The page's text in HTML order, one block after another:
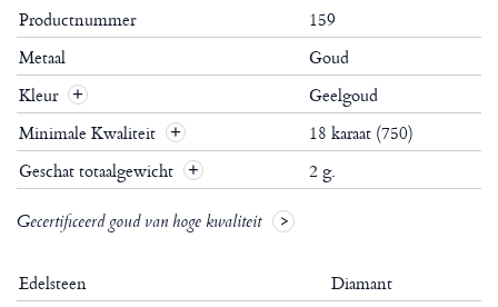
Productnummer
159
Metaal
Goud
Kleur
Geelgoud
Minimale Kwaliteit
18 karaat (750)
Geschat totaalgewicht
2 g.
Gecertificeerd goud van hoge kwaliteit
Edelsteen
Diamant